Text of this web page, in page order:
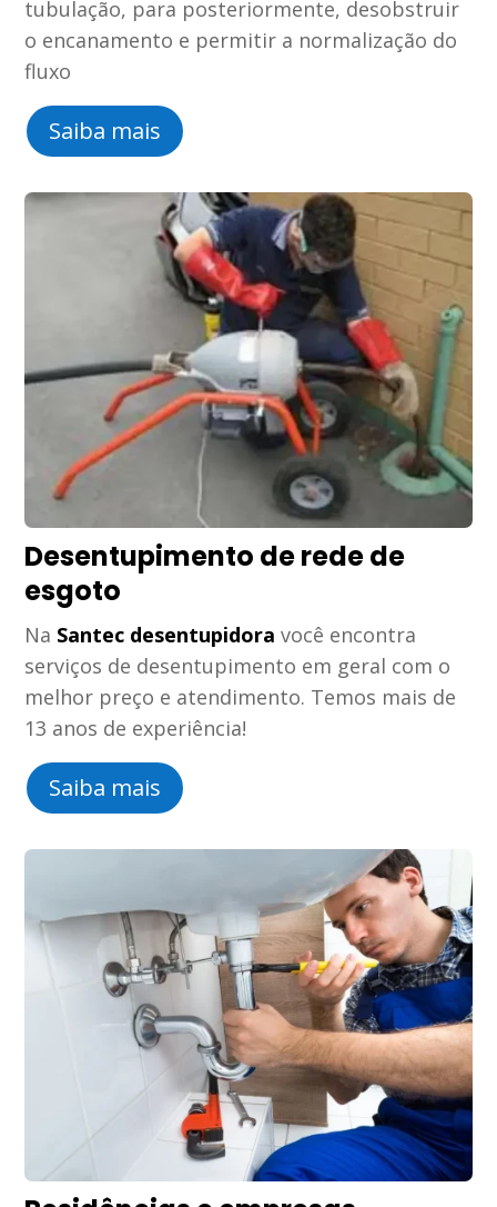
tubulação, para posteriormente, desobstruir
o encanamento e permitir a normalização do
fluxo
Saiba mais
Desentupimento de rede de
esgoto
Na Santec desentupidora você encontra
serviços de desentupimento em geral com o
melhor preço e atendimento. Temos mais de
13 anos de experiência!
Saiba mais